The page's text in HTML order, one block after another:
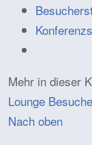
Mehr in dieser
Lounge
Nach oben